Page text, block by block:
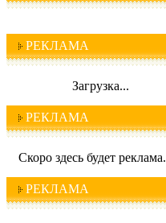
РЕКЛАМА
Загрузка...
РЕКЛАМА
Скоро здесь будет реклама.
РЕКЛАМА